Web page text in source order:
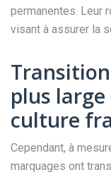
permanentes. Leur
visant à assurer la
plus
culture
Cependant, à
marquages ont